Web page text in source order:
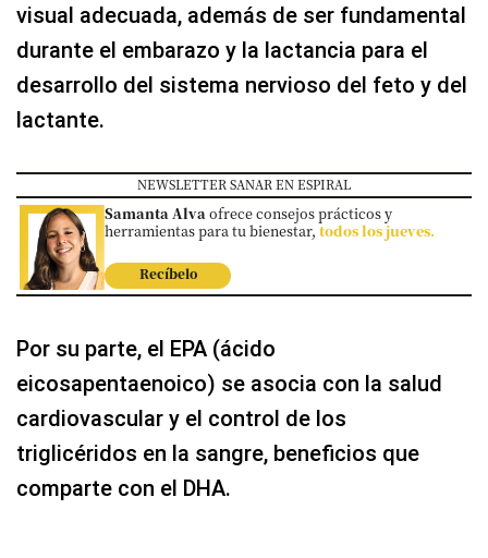
visual adecuada, además de ser fundamental
durante el embarazo y la lactancia para el
desarrollo del sistema nervioso del feto y del
lactante.
NEWSLETTER SANAR EN ESPIRAL
Samanta Alva ofrece consejos prácticos y
herramientas para tu bienestar,todos los jueves.
Recíbelo
Por su parte, el EPA (ácido
eicosapentaenoico) se asocia con la salud
cardiovascular y el control de los
triglicéridos en la sangre, beneficios que
comparte con el DHA.